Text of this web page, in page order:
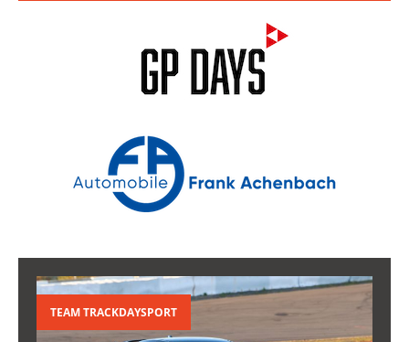
TEAM TRACKDAYSPORT